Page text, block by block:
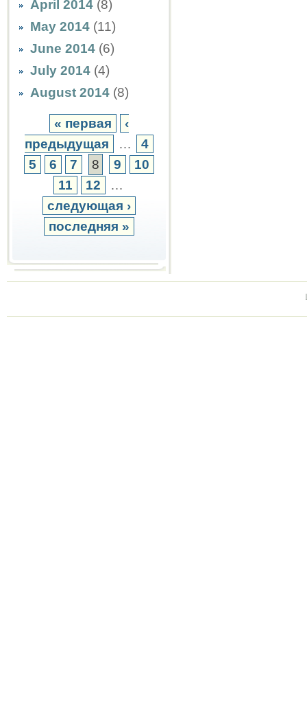
April 2014 (8)
May 2014 (11)
June 2014 (6)
July 2014 (4)
August 2014 (8)
« первая
‹
предыдущая
…
4
5
6 7 8 9
10
11
12
…
следующая ›
последняя »